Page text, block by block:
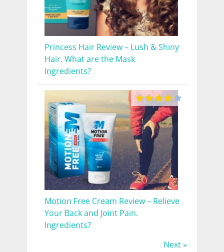
Princess Hair Review – Lush & Shiny
Hair. What are the Mask
Ingredients?
Motion Free Cream Review – Relieve
Your Back and Joint Pain.
Ingredients?
Next »